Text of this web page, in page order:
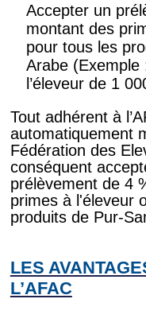
Accepter un
montant des
pour tous les
Arabe
l’éleveur de 1
Tout adhérent à
automatiquement
Fédération des
conséquent
prélèvement de 4
primes à l'éleveur
produits de Pur-
LES
L’AFAC